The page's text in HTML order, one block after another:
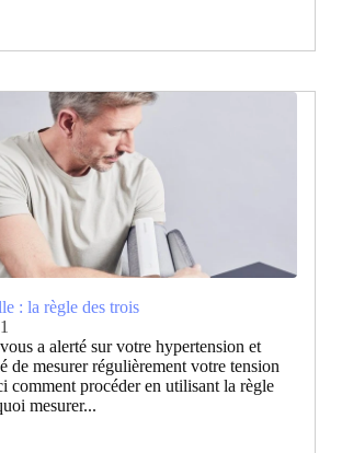
: la règle des trois
a alerté sur votre hypertension et
de mesurer régulièrement votre tension
comment procéder en utilisant la règle
mesurer...